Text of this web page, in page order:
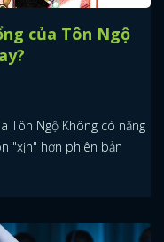
của Tôn Ngộ
Tôn Ngộ Không có năng
"xịn" hơn phiên bản